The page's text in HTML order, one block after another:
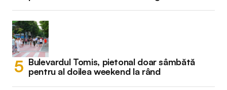
Bulevardul Tomis, pietonal doar sâmbătă
pentru al doilea weekend la rând